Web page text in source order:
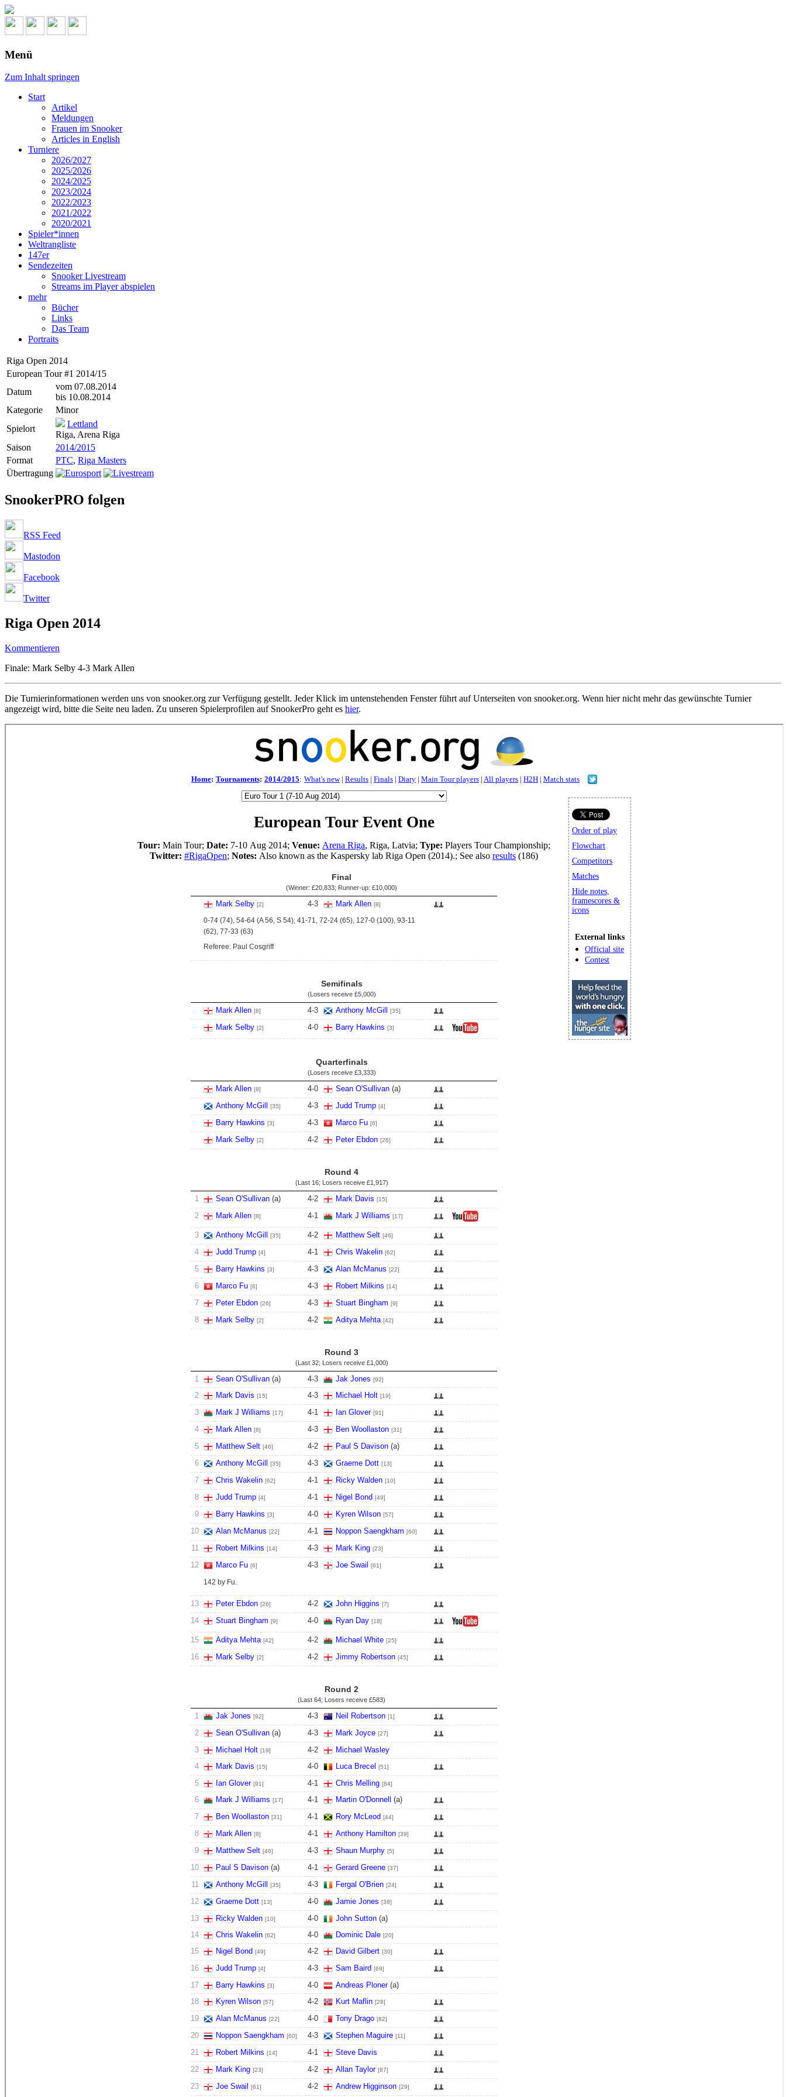
Menü
Zum Inhalt springen
Start
Artikel
Meldungen
Frauen im Snooker
Articles in English
Turniere
2026/2027
2025/2026
2024/2025
2023/2024
2022/2023
2021/2022
2020/2021
Spieler*innen
Weltrangliste
147er
Sendezeiten
Snooker Livestream
Streams im Player abspielen
mehr
Bücher
Links
Das Team
Portraits
Riga Open 2014
European Tour #1 2014/15
Datum
vom 07.08.2014
bis 10.08.2014
Kategorie
Minor
Spielort
Lettland
Riga, Arena Riga
Saison
2014/2015
Format
PTC, Riga Masters
Übertragung
SnookerPRO folgen
RSS Feed
Mastodon
Facebook
Twitter
Riga Open 2014
Kommentieren
Finale: Mark Selby 4-3 Mark Allen
Die Turnierinformationen werden uns von snooker.org zur Verfügung gestellt. Jeder Klick im untenstehenden Fenster führt auf Unterseiten von snooker.org. Wenn hier nicht mehr das gewünschte Turnier
angezeigt wird, bitte die Seite neu laden. Zu unseren Spielerprofilen auf SnookerPro geht es hier.